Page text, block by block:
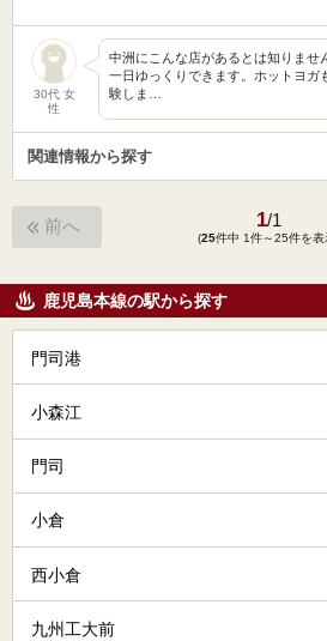
30代 女
性
中洲にこんな店があるとは知りませ
一日ゆっくりできます。ホットヨガ
験しま…
関連情報から探す
前へ 1/1
(25件中 1件～25件を表
鹿児島本線の駅から探す
門司港
小森江
門司
小倉
西小倉
九州工大前